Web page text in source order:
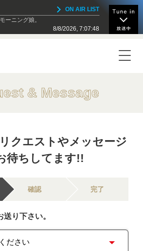
& Message
クエストやメッセージ
待ちしてます!!
確認 完了
り下さい。
「スナック ラジオ」
話
ON AIR LIST
モーニング娘。
8/8/2026, 7:07:48